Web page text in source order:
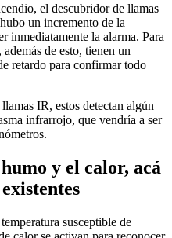
el descubridor de llamas
un incremento de la
inmediatamente la alarma. Para
de esto, tienen un
retardo para confirmar todo
IR, estos detectan algún
infrarrojo, que vendría a ser
y el calor, acá
susceptible de